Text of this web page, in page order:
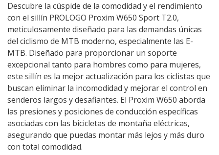
Descubre la cúspide de la comodidad y el rendimiento
con el sillín PROLOGO Proxim W650 Sport T2.0,
meticulosamente diseñado para las demandas únicas
del ciclismo de MTB moderno, especialmente las E-
MTB. Diseñado para proporcionar un soporte
excepcional tanto para hombres como para mujeres,
este sillín es la mejor actualización para los ciclistas que
buscan eliminar la incomodidad y mejorar el control en
senderos largos y desafiantes. El Proxim W650 aborda
las presiones y posiciones de conducción específicas
asociadas con las bicicletas de montaña eléctricas,
asegurando que puedas montar más lejos y más duro
con total comodidad.